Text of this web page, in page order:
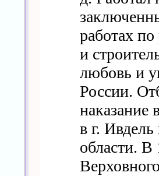
работах по
и
любовь и
России.
наказание
в г.
области. В